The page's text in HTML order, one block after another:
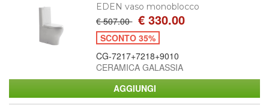
EDEN vaso monoblocco
€ 507.00 € 330.00
SCONTO 35%
CG-7217+7218+9010
CERAMICA GALASSIA